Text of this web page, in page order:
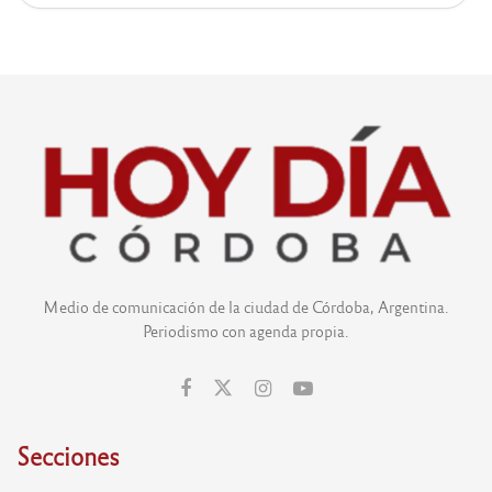
Medio de comunicación de la ciudad de Córdoba, Argentina.
Periodismo con agenda propia.
Secciones